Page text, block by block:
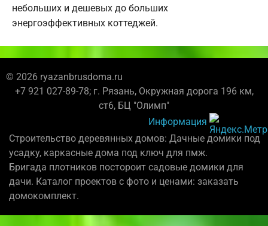
небольших и дешевых до больших
энергоэффективных коттеджей.
© 2026 ryazanbrusdoma.ru
+7 921 027-89-78; г. Рязань, Окружная дорога 196 км,
ст6, БЦ "Олимп"
Информация
Строительство деревянных домов: Дачные домики под
усадку, каркасные дома под ключ для пмж.
Бригада плотников постороит садовые домики для
дачи. Каталог проектов с фото и ценами: заказать
домокомплект.